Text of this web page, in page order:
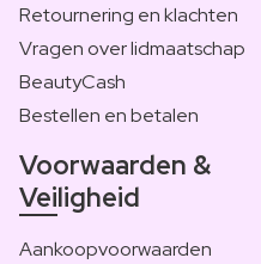
Retournering en klachten
Vragen over lidmaatschap
BeautyCash
Bestellen en betalen
Voorwaarden &
Veiligheid
Aankoopvoorwaarden